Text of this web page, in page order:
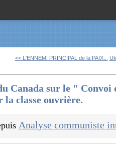
<< L'ENNEMI PRINCIPAL de la PAIX...
Canada sur le "
la classe ouvrière.
Analyse communiste